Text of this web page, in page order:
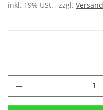
inkl. 19% USt. , zzgl. Versand